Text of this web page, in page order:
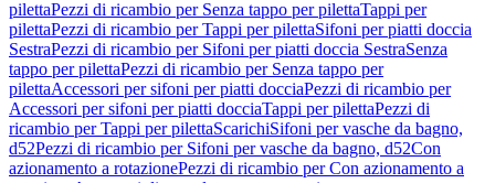
pilettaPezzi di ricambio per Senza tappo per pilettaTappi per
pilettaPezzi di ricambio per Tappi per pilettaSifoni per piatti doccia
SestraPezzi di ricambio per Sifoni per piatti doccia SestraSenza
tappo per pilettaPezzi di ricambio per Senza tappo per
pilettaAccessori per sifoni per piatti docciaPezzi di ricambio per
Accessori per sifoni per piatti docciaTappi per pilettaPezzi di
ricambio per Tappi per pilettaScarichiSifoni per vasche da bagno,
d52Pezzi di ricambio per Sifoni per vasche da bagno, d52Con
azionamento a rotazionePezzi di ricambio per Con azionamento a